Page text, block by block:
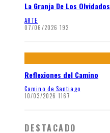
La Granja De Los Olvidados
ARTE
07/06/2026 192
Reflexiones del Camino
Camino de Santiago
10/03/2026 1167
DESTACADO